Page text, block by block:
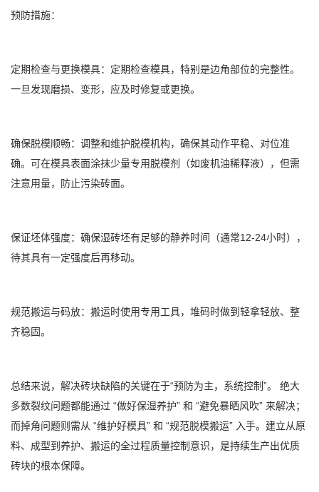
预防措施：
定期检查与更换模具：定期检查模具，特别是边角部位的完整性。
一旦发现磨损、变形，应及时修复或更换。
确保脱模顺畅：调整和维护脱模机构，确保其动作平稳、对位准
确。可在模具表面涂抹少量专用脱模剂（如废机油稀释液），但需
注意用量，防止污染砖面。
保证坯体强度：确保湿砖坯有足够的静养时间（通常12-24小时），
待其具有一定强度后再移动。
规范搬运与码放：搬运时使用专用工具，堆码时做到轻拿轻放、整
齐稳固。
总结来说，解决砖块缺陷的关键在于“预防为主，系统控制”。 绝大
多数裂纹问题都能通过 “做好保湿养护” 和 “避免暴晒风吹” 来解决；
而掉角问题则需从 “维护好模具” 和 “规范脱模搬运” 入手。建立从原
料、成型到养护、搬运的全过程质量控制意识，是持续生产出优质
砖块的根本保障。